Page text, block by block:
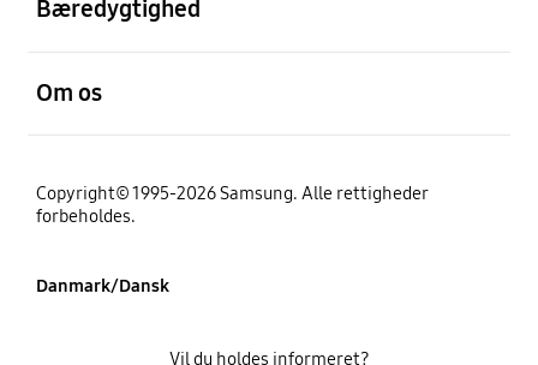
Bæredygtighed
Om os
Copyright© 1995-2026 Samsung. Alle rettigheder
forbeholdes.
Danmark/Dansk
Vil du holdes informeret?